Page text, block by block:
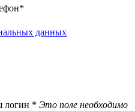
*
данных
логин * Это поле необходимо